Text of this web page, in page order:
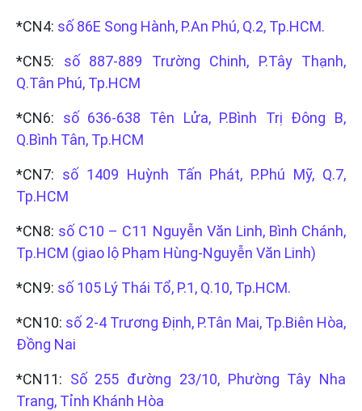
*CN4: số 86E Song Hành, P.An Phú, Q.2, Tp.HCM.
*CN5: số 887-889 Trường Chinh, P.Tây Thạnh,
Q.Tân Phú, Tp.HCM
*CN6: số 636-638 Tên Lửa, P.Bình Trị Đông B,
Q.Bình Tân, Tp.HCM
*CN7: số 1409 Huỳnh Tấn Phát, P.Phú Mỹ, Q.7,
Tp.HCM
*CN8: số C10 – C11 Nguyễn Văn Linh, Bình Chánh,
Tp.HCM (giao lộ Phạm Hùng-Nguyễn Văn Linh)
*CN9: số 105 Lý Thái Tổ, P.1, Q.10, Tp.HCM.
*CN10: số 2-4 Trương Định, P.Tân Mai, Tp.Biên Hòa,
Đồng Nai
*CN11: Số 255 đường 23/10, Phường Tây Nha
Trang, Tỉnh Khánh Hòa